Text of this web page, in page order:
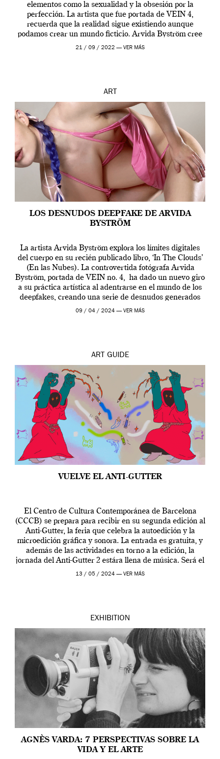
elementos como la sexualidad y la obsesión por la
perfección. La artista que fue portada de VEIN 4,
recuerda que la realidad sigue existiendo aunque
podamos crear un mundo ficticio. Arvida Byström cree
que los humanos tienen un complejo […]
21 / 09 / 2022 — VER MÁS
ART
LOS DESNUDOS DEEPFAKE DE ARVIDA
BYSTRÖM
La artista Arvida Byström explora los límites digitales
del cuerpo en su recién publicado libro, ‘In The Clouds’
(En las Nubes). La controvertida fotógrafa Arvida
Byström, portada de VEIN no. 4, ha dado un nuevo giro
a su práctica artística al adentrarse en el mundo de los
deepfakes, creando una serie de desnudos generados
por […]
09 / 04 / 2024 — VER MÁS
ART GUIDE
VUELVE EL ANTI-GUTTER
El Centro de Cultura Contemporánea de Barcelona
(CCCB) se prepara para recibir en su segunda edición al
Anti-Gutter, la feria que celebra la autoedición y la
microedición gráfica y sonora. La entrada es gratuita, y
además de las actividades en torno a la edición, la
jornada del Anti-Gutter 2 estára llena de música. Será el
[…]
13 / 05 / 2024 — VER MÁS
EXHIBITION
AGNÈS VARDA: 7 PERSPECTIVAS SOBRE LA
VIDA Y EL ARTE